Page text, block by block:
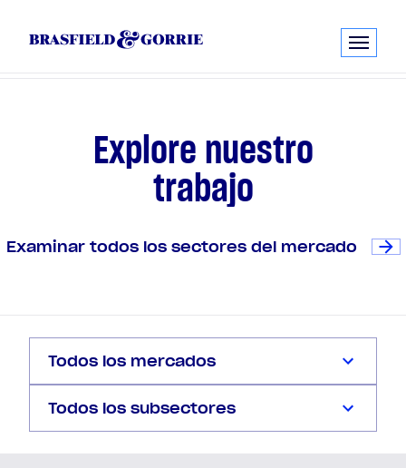
Explore nuestro
trabajo
Examinar todos los sectores del mercado
Todos los mercados
Todos los subsectores